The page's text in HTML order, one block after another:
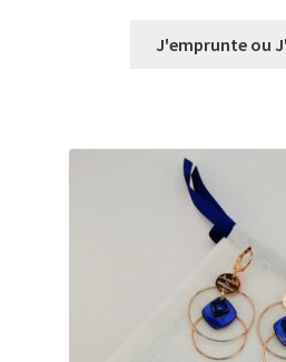
J'emprunte ou